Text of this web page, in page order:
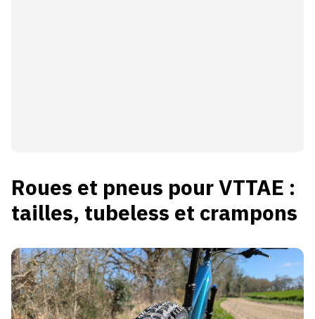
Roues et pneus pour VTTAE :
tailles, tubeless et crampons